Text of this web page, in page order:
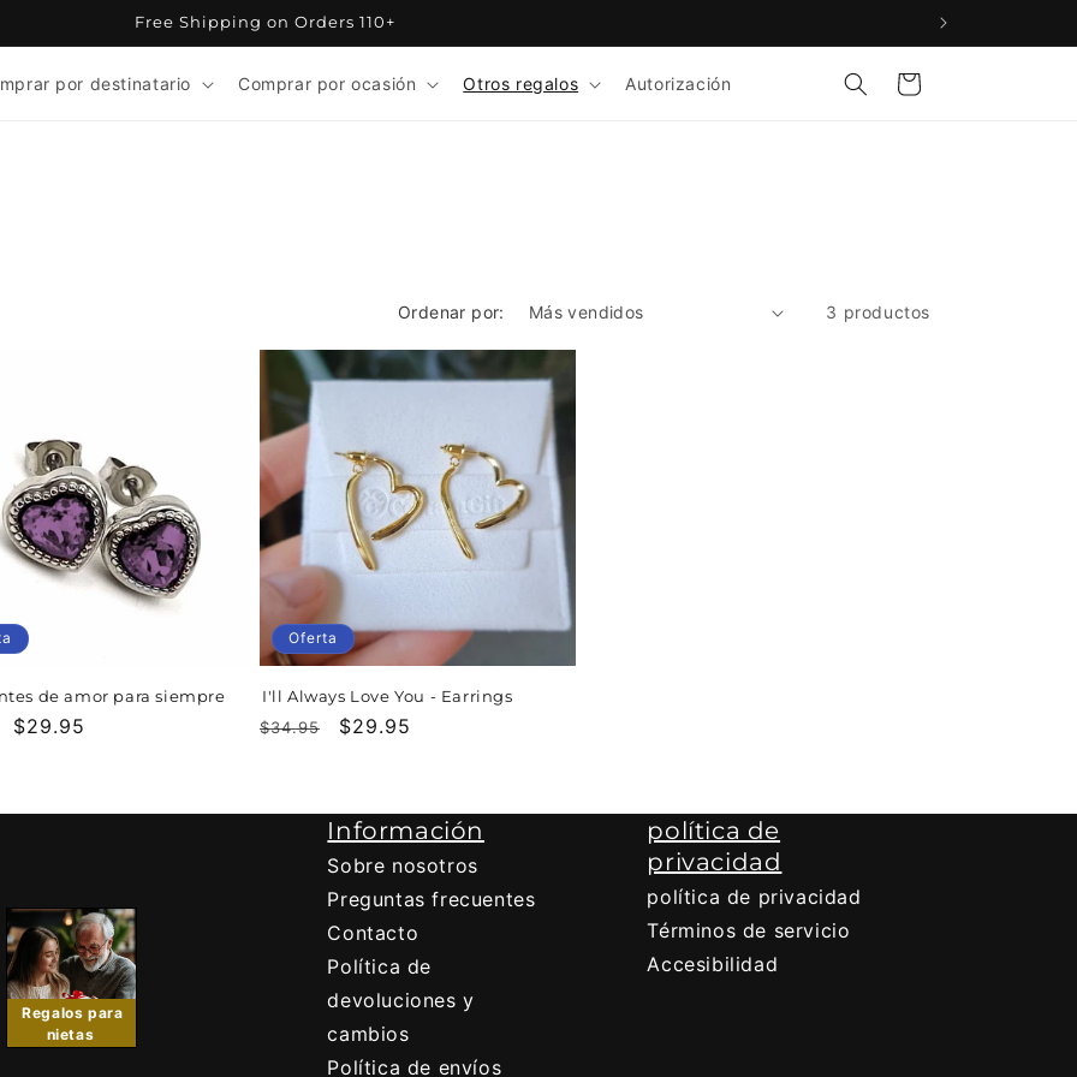
Free Shipping on Orders 110+
por destinatario Comprar por ocasión Otros regalos Autorización Carrito
Ordenar por: 3 productos
de amor para siempre
Precio
$29.95
Oferta
I'll Always Love You - Earrings
Precio
$34.95
Precio
$29.95
Regalos para
nietas
Información
Sobre nosotros
Preguntas frecuentes
Contacto
Política de
devoluciones y
cambios
Política de envíos
política de
privacidad
política de privacidad
Términos de servicio
Accesibilidad